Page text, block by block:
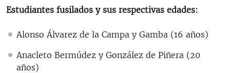
Estudiantes fusilados y sus respectivas edades:
Alonso Álvarez de la Campa y Gamba (16 años)
Anacleto Bermúdez y González de Piñera (20
años)